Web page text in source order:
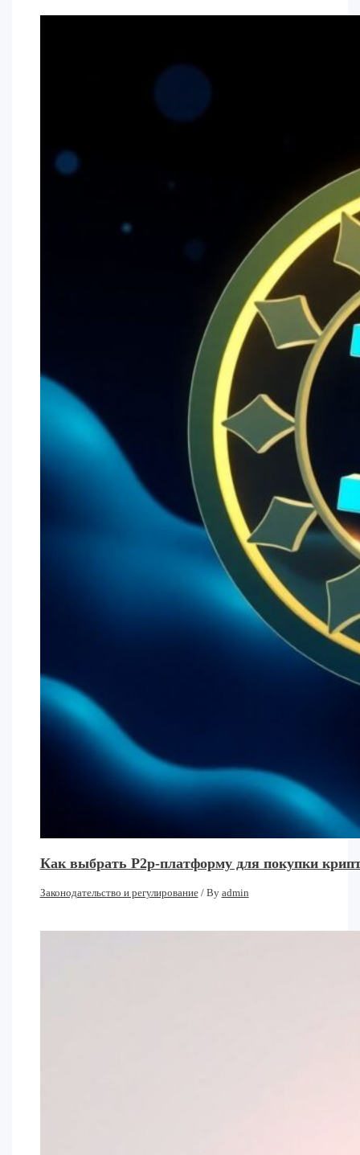
Как выбрать P2p-платформу для покупки
Законодательство и регулирование/ By admin